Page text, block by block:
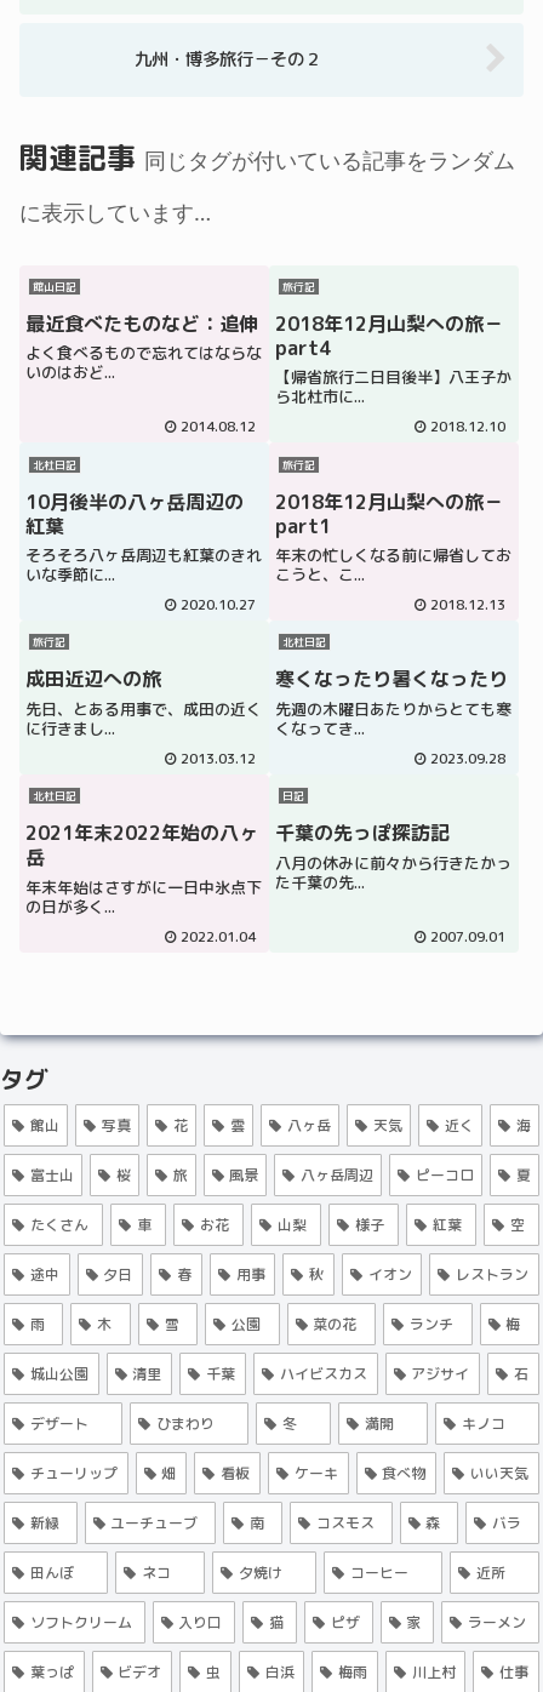
九州・博多旅行－その２
関連記事 同じタグが付いている記事をランダム
に表示しています…
館山日記
最近食べたものなど：追伸
よく食べるもので忘れてはならな
いのはおど...
2014.08.12
旅行記
2018年12月山梨への旅－
part4
【帰省旅行二日目後半】八王子か
ら北杜市に...
2018.12.10
北杜日記
10月後半の八ヶ岳周辺の
紅葉
そろそろ八ヶ岳周辺も紅葉のきれ
いな季節に...
2020.10.27
旅行記
2018年12月山梨への旅－
part1
年末の忙しくなる前に帰省してお
こうと、こ...
2018.12.13
旅行記
成田近辺への旅
先日、とある用事で、成田の近く
に行きまし...
2013.03.12
北杜日記
寒くなったり暑くなったり
先週の木曜日あたりからとても寒
くなってき...
2023.09.28
北杜日記
2021年末2022年始の八ヶ
岳
年末年始はさすがに一日中氷点下
の日が多く...
2022.01.04
日記
千葉の先っぽ探訪記
八月の休みに前々から行きたかっ
た千葉の先...
2007.09.01
タグ
館山 写真 花 雲 八ヶ岳 天気 近く 海
富士山 桜 旅 風景 八ヶ岳周辺 ピーコロ 夏
たくさん 車 お花 山梨 様子 紅葉 空
途中 夕日 春 用事 秋 イオン レストラン
雨 木 雪 公園 菜の花 ランチ 梅
城山公園 清里 千葉 ハイビスカス アジサイ 石
デザート ひまわり 冬 満開 キノコ
チューリップ 畑 看板 ケーキ 食べ物 いい天気
新緑 ユーチューブ 南 コスモス 森 バラ
田んぼ ネコ 夕焼け コーヒー 近所
ソフトクリーム 入り口 猫 ピザ 家 ラーメン
葉っぱ ビデオ 虫 白浜 梅雨 川上村 仕事